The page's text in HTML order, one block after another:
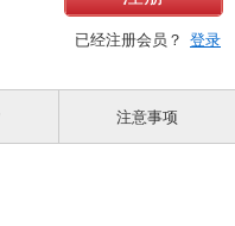
已经注册会员？ 登录
注意事项